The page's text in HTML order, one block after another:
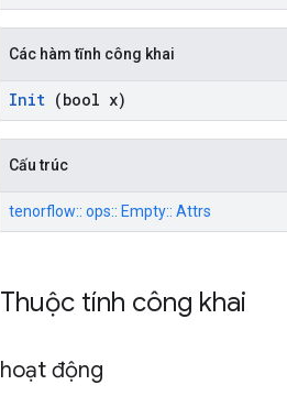
Các hàm tĩnh công khai
Init (bool x)
Cấu trúc
tenorflow:: ops:: Empty:: Attrs
Thuộc tính công khai
hoạt động